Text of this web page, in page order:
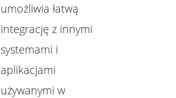
umożliwia łatwą
integrację z innymi
systemami i
aplikacjami
używanymi w